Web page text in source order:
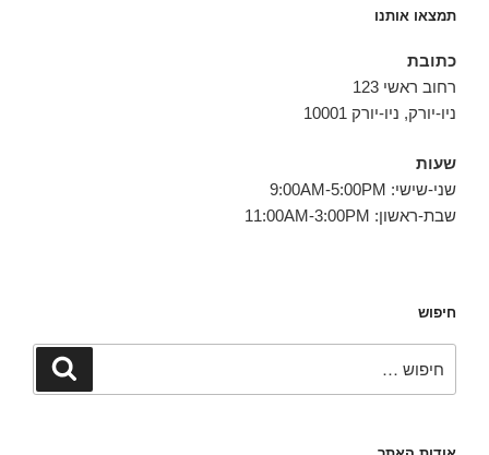
תמצאו אותנו
כתובת
רחוב ראשי 123
ניו-יורק, ניו-יורק 10001
שעות
שני-שישי: 9:00AM-5:00PM
שבת-ראשון: 11:00AM-3:00PM
חיפוש